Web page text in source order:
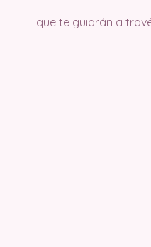
que te guiarán a